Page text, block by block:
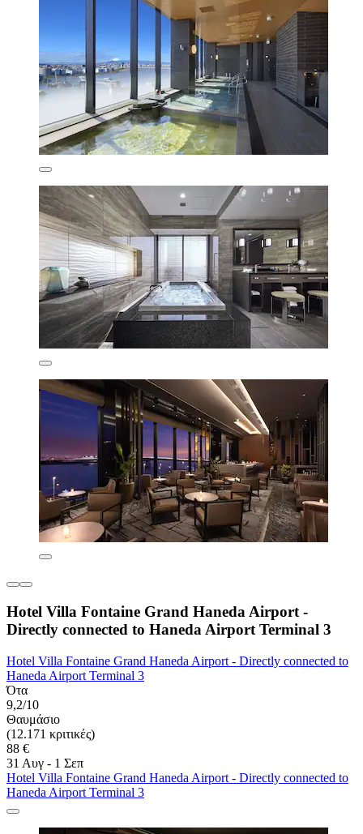
Hotel Villa Fontaine Grand Haneda Airport -
Directly connected to Haneda Airport Terminal 3
Hotel Villa Fontaine Grand Haneda Airport - Directly connected to
Haneda Airport Terminal 3
Ότα
9,2/10
Θαυμάσιο
(12.171 κριτικές)
88 €
31 Αυγ - 1 Σεπ
Hotel Villa Fontaine Grand Haneda Airport - Directly connected to
Haneda Airport Terminal 3